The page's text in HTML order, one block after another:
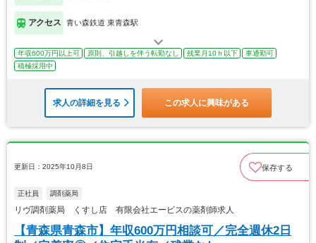
アクセス 青い森鉄道 東青森駅
年収600万円以上可 原則、引越しを伴う転勤なし 残業月10ｈ以下
車通勤可
積極採用中
求人の詳細を見る この求人に興味がある
更新日：2025年10月8日 保存する
正社員 調剤薬局
リヴ調剤薬局 くすし店 有限会社エービスの薬剤師求人
【青森県青森市】年収600万円相談可／完全週休2日